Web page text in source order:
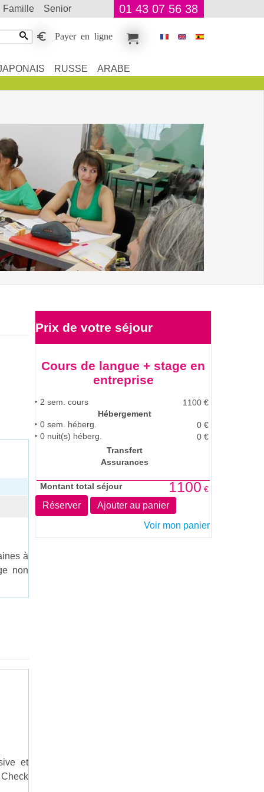
famille senior 01 43 07 56 38
Payer en ligne
RUSSE ARABE
à
non
et
Prix de votre séjour
Cours de langue + stage en
entreprise
2 sem. cours 1100 €
Hébergement
0sem. héberg. 0 €
0nuit(s) héberg. 0 €
Transfert
Assurances
Montant total séjour 1100 €
Réserver Ajouter au panier
Voir mon panier